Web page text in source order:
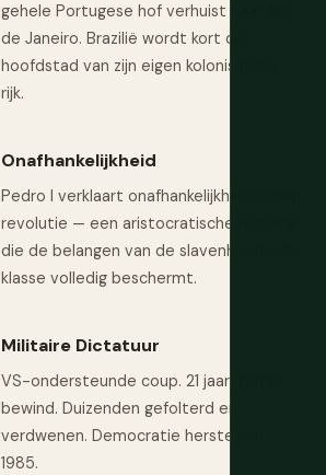
gehele Portugese hof verhuist naar Rio
de Janeiro. Brazilië wordt kort de
hoofdstad van zijn eigen kolonisator's
rijk.
Onafhankelijkheid
Pedro I verklaart onafhankelijkheid. Geen
revolutie — een aristocratische regeling
die de belangen van de slavenhoudende
klasse volledig beschermt.
Militaire Dictatuur
VS-ondersteunde coup. 21 jaar militair
bewind. Duizenden gefolterd en
verdwenen. Democratie hersteld in
1985.